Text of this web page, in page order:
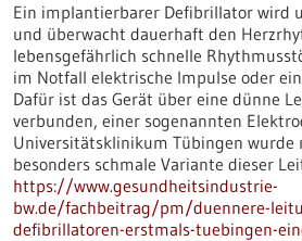
Ein implantierbarer Defibrillator wird
und überwacht dauerhaft den
lebensgefährlich schnelle
im Notfall elektrische Impulse oder
Dafür ist das Gerät über eine dünne
verbunden, einer sogenannten
Universitätsklinikum Tübingen wurde
besonders schmale Variante dieser
https://www.gesundheitsindustrie-
bw.de/fachbeitrag/pm/duennere-
defibrillatoren-erstmals-tuebingen-